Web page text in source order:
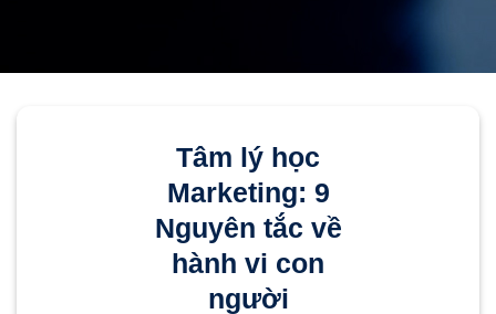
Tâm lý học
Marketing: 9
Nguyên tắc về
hành vi con
người